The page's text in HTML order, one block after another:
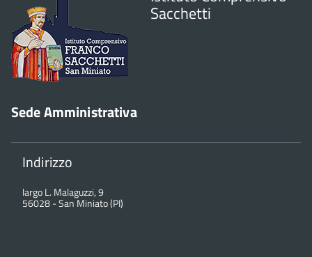
Sacchetti
Sede Amministrativa
Indirizzo
largo L. Malaguzzi, 9
56028-San Miniato (PI)